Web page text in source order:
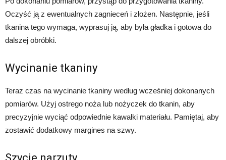
Oczyść ją z ewentualnych zagnieceń i złożen. Następnie, jeśli
tkanina tego wymaga, wyprasuj ją, aby była gładka i gotowa do
dalszej obróbki.
Wycinanie tkaniny
Teraz czas na wycinanie tkaniny według wcześniej dokonanych
pomiarów. Użyj ostrego noża lub nożyczek do tkanin, aby
precyzyjnie wyciąć odpowiednie kawałki materiału. Pamiętaj, aby
zostawić dodatkowy margines na szwy.